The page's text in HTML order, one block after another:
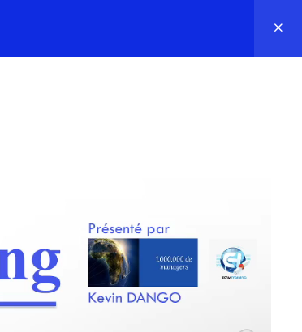
CONNEXION